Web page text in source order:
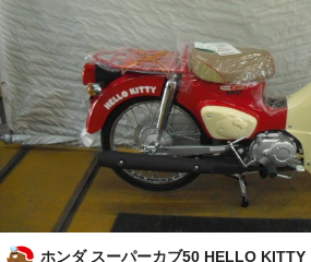
ホンダ スーパーカブ50 HELLO KITTY